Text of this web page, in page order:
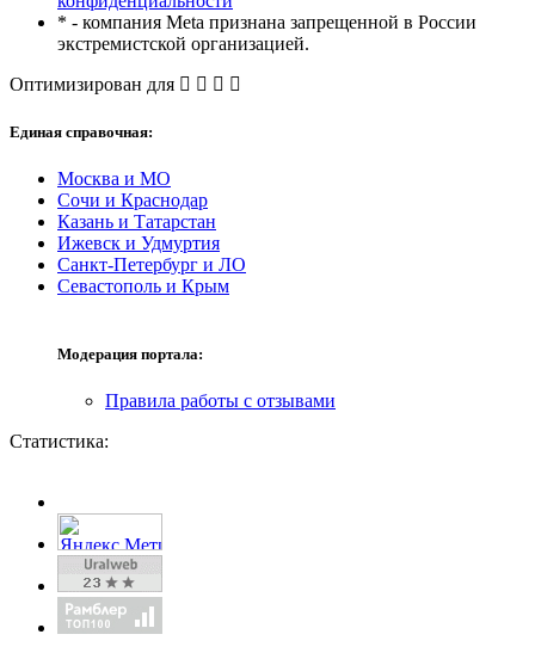
* - компания Meta признана запрещенной в России
экстремистской организацией.
Оптимизирован для
Единая справочная:
Москва и МО
Сочи и Краснодар
Казань и Татарстан
Ижевск и Удмуртия
Санкт-Петербург и ЛО
Севастополь и Крым
Модерация портала:
Правила работы с отзывами
Статистика: